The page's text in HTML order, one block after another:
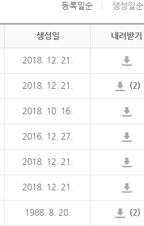
등록일순 생성일순
생성일 내려받기
2018. 12. 21.
2018. 12. 21. (2)
2018. 10. 16.
2016. 12. 27.
2018. 12. 21.
2018. 12. 21.
1988. 8. 20. (2)